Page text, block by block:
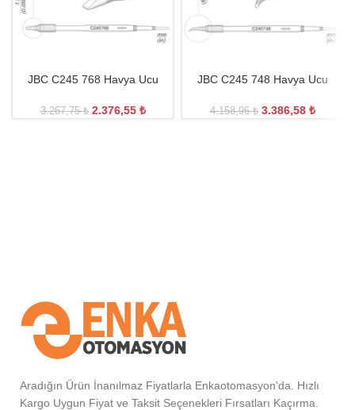
JBC C245 768 Havya Ucu
3.267,75₺ 2.376,55 ₺
JBC C245 748 Havya Ucu
4.158,96₺ 3.386,58 ₺
Aradığın Ürün İnanılmaz Fiyatlarla Enkaotomasyon'da. Hızlı
Kargo Uygun Fiyat ve Taksit Seçenekleri Fırsatları Kaçırma.